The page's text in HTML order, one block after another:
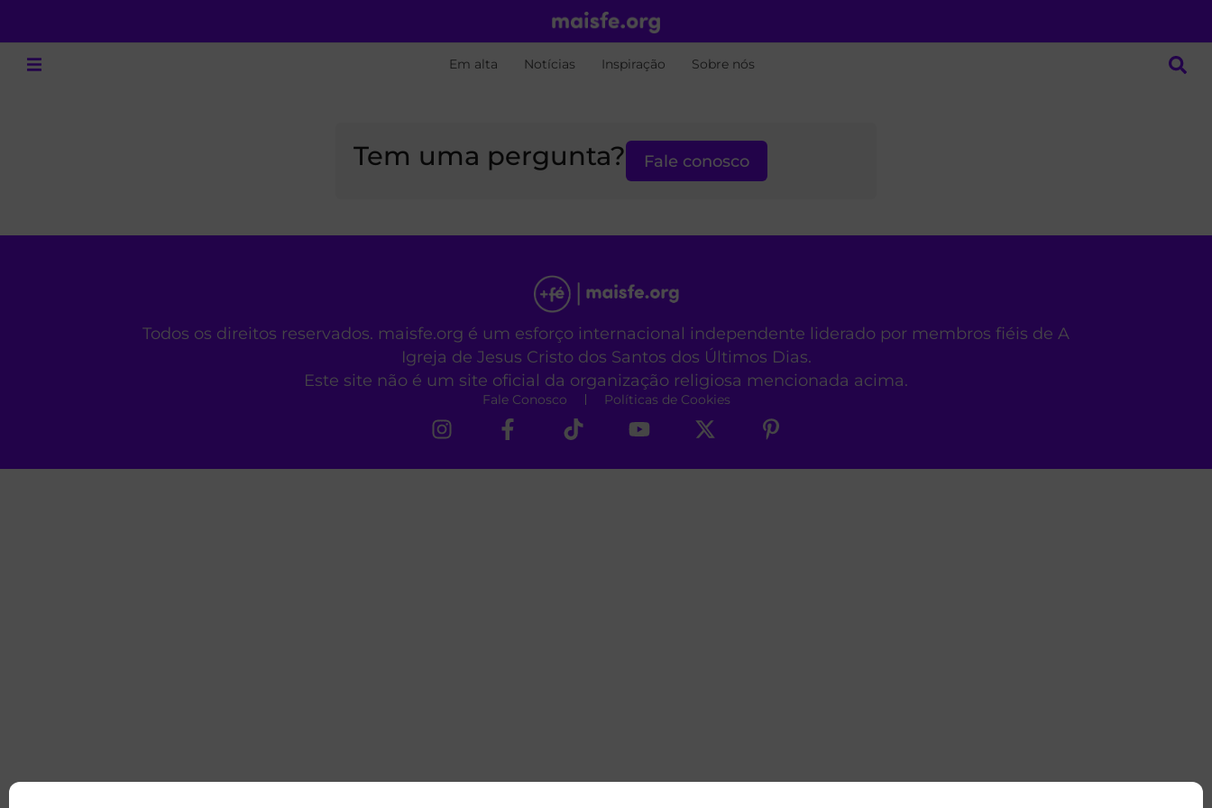
Em alta Notícias Inspiração Sobre nós
Tem uma pergunta? Fale conosco
Todos os direitos reservados. maisfe.org é um esforço internacional independente liderado por membros fiéis de A
Igreja de Jesus Cristo dos Santos dos Últimos Dias.
Este site não é um site oficial da organização religiosa mencionada acima.
Fale Conosco Políticas de Cookies